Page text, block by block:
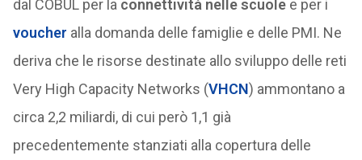
dal COBUL per la connettività nelle scuolee per i
voucher alla domanda delle famiglie e delle PMI. Ne
deriva che le risorse destinate allo sviluppo delle reti
Very High Capacity Networks (VHCN) ammontano a
circa 2,2 miliardi, di cui però 1,1 già
precedentemente stanziati alla copertura delle